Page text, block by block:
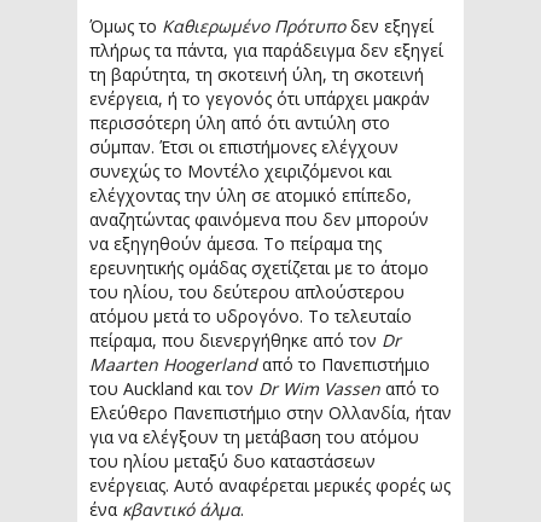
Όμως το Καθιερωμένο Πρότυποδεν εξηγεί
πλήρως τα πάντα, για παράδειγμα δεν εξηγεί
τη βαρύτητα, τη σκοτεινή ύλη, τη σκοτεινή
ενέργεια, ή το γεγονός ότι υπάρχει μακράν
περισσότερη ύλη από ότι αντιύλη στο
σύμπαν. Έτσι οι επιστήμονες ελέγχουν
συνεχώς το Μοντέλο χειριζόμενοι και
ελέγχοντας την ύλη σε ατομικό επίπεδο,
αναζητώντας φαινόμενα που δεν μπορούν
να εξηγηθούν άμεσα. Το πείραμα της
ερευνητικής ομάδας σχετίζεται με το άτομο
του ηλίου, του δεύτερου απλούστερου
ατόμου μετά το υδρογόνο. Το τελευταίο
πείραμα, που διενεργήθηκε από τον Dr
Maarten Hoogerlandαπό το Πανεπιστήμιο
του Auckland και τον Dr Wim Vassen από το
Ελεύθερο Πανεπιστήμιο στην Ολλανδία, ήταν
για να ελέγξουν τη μετάβαση του ατόμου
του ηλίου μεταξύ δυο καταστάσεων
ενέργειας. Αυτό αναφέρεται μερικές φορές ως
ένα κβαντικό άλμα.